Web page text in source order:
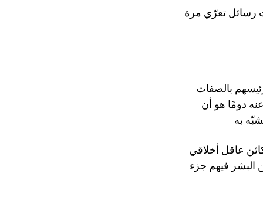
رسائل تعرّي مرة
بالصفات
دومًا هو أن
عاقل أخلاقي
البشر فيهم جزء